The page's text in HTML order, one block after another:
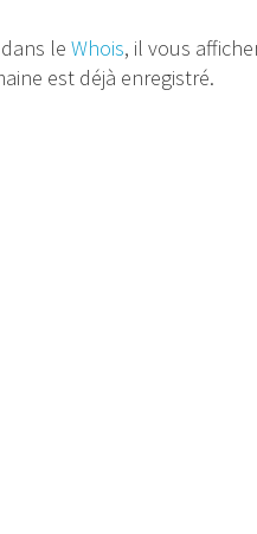
le Whois, il vous
est déjà enregistré.